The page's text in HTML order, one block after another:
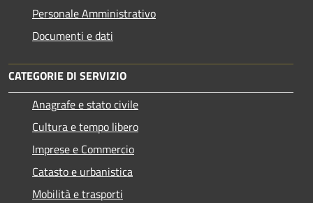
Personale Amministrativo
Documenti e dati
CATEGORIE DI SERVIZIO
Anagrafe e stato civile
Cultura e tempo libero
Imprese e Commercio
Catasto e urbanistica
Mobilità e trasporti